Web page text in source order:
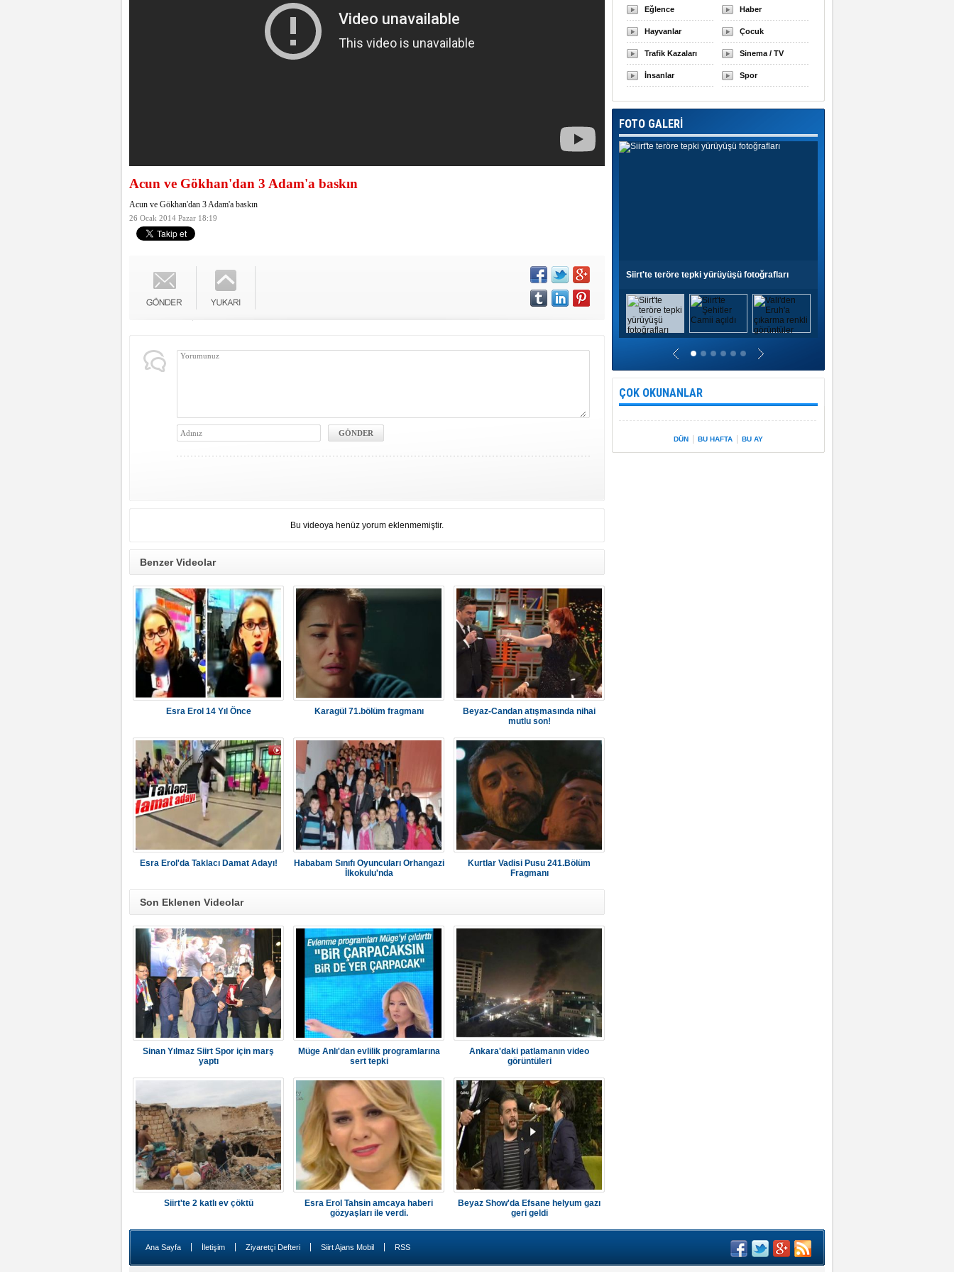
Acun ve Gökhan'dan 3 Adam'a baskın
Acun ve Gökhan'dan 3 Adam'a baskın
26 Ocak 2014 Pazar 18:19
Bu videoya henüz yorum eklenmemiştir.
Benzer Videolar
Esra Erol 14 Yıl Önce Karagül 71.bölüm fragmanı
Beyaz-Candan atışmasında nihai
mutlu son!
Esra Erol'da Taklacı Damat Adayı!
Hababam Sınıfı Oyuncuları Orhangazi
İlkokulu'nda
Kurtlar Vadisi Pusu 241.Bölüm
Fragmanı
Son Eklenen Videolar
Sinan Yılmaz Siirt Spor için marş
yaptı
Müge Anlı'dan evlilik programlarına
sert tepki
Ankara'daki patlamanın video
görüntüleri
Siirt'te 2 katlı ev çöktü
Esra Erol Tahsin amcaya haberi
gözyaşları ile verdi.
Beyaz Show'da Efsane helyum gazı
geri geldi
Eğlence Haber
Hayvanlar Çocuk
Trafik Kazaları Sinema / TV
İnsanlar Spor
FOTO GALERİ
Siirt'te teröre tepki yürüyüşü fotoğrafları
ÇOK OKUNANLAR
DÜN BU HAFTA BU AY
Ana Sayfa İletişim Ziyaretçi Defteri Siirt Ajans Mobil RSS